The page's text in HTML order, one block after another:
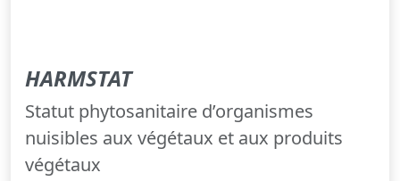
HARMSTAT
Statut phytosanitaire d’organismes
nuisibles aux végétaux et aux produits
végétaux